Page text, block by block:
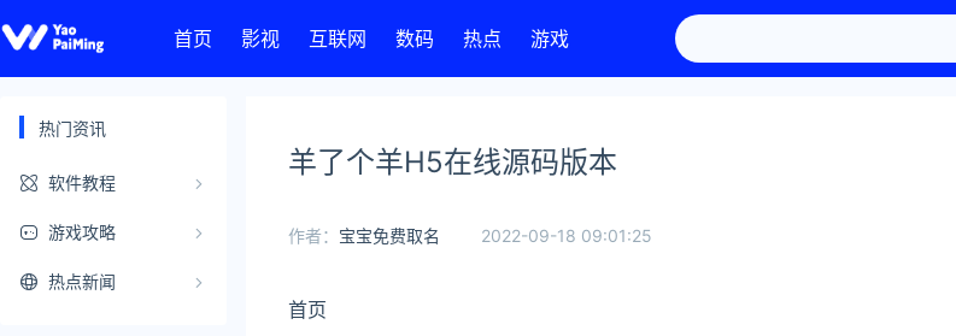
首页 影视 互联网 数码 热点 游戏
热门资讯
软件教程
游戏攻略
热点新闻
羊了个羊H5在线源码版本
作者： 宝宝免费取名 2022-09-18 09:01:25
首页